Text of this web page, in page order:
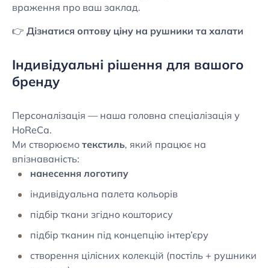
враження про ваш заклад.
👉 Дізнатися оптову ціну на рушники та халати
Індивідуальні рішення для вашого
бренду
Персоналізація — наша головна спеціалізація у
HoReCa.
Ми створюємо текстиль, який працює на
впізнаваність:
нанесення логотипу
індивідуальна палета кольорів
підбір ткани згідно кошторису
підбір тканин під концепцію інтер’єру
створення цілісних колекцій (постіль + рушники